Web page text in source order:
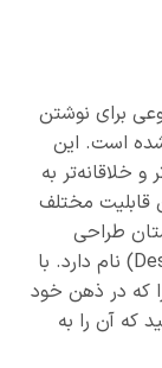
برای نوشتن
است. این
به
قابلیت مختلف
طراحی
شده‌اند. یکی از این قابلیت‌ها توصیف (Describe) نام دارد. با
که در ذهن خود
که آن را به